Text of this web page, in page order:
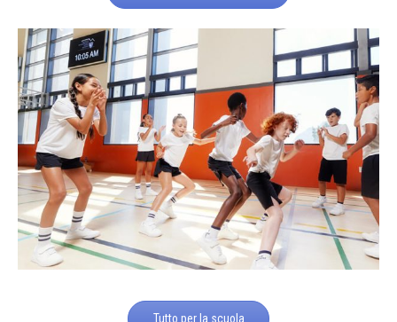
Tutto per la scuola